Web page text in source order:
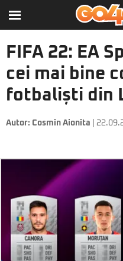
FIFA 22: EA
cei mai bine
fotbaliști din
Autor: Cosmin Aionita |